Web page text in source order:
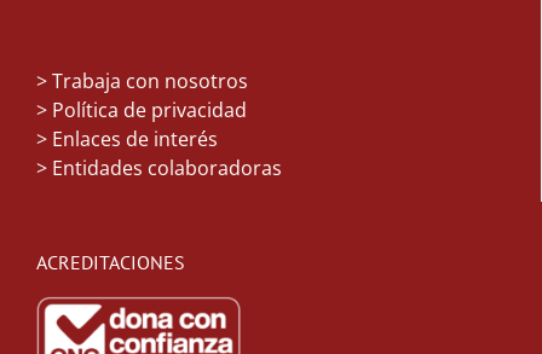
>Trabaja con nosotros
> Política de privacidad
> Enlaces de interés
> Entidades colaboradoras
ACREDITACIONES